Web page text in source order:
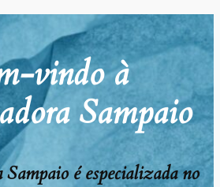
vindo à
Sampaio
é especializada no